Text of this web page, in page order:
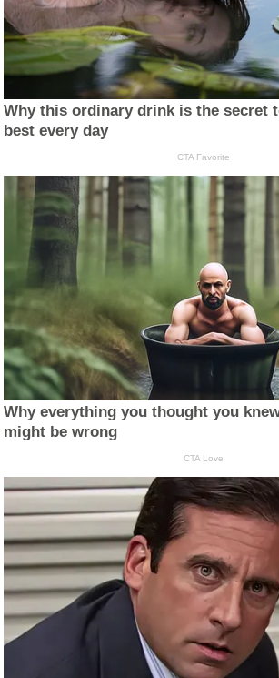
Why this ordinary drink is the secret
best every day
CTA Favorite
Why everything you thought you
might be wrong
CTA Love